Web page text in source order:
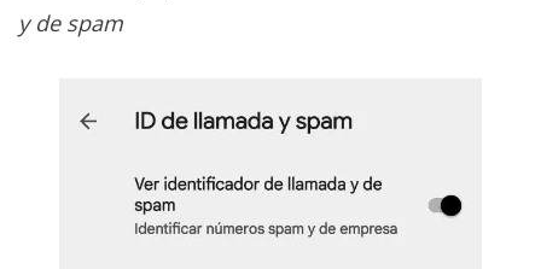
y de spam